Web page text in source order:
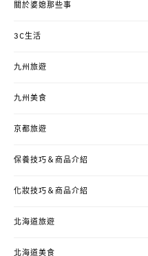
關於婆媳那些事
3C生活
九州旅遊
九州美食
京都旅遊
保養技巧＆商品介紹
化妝技巧＆商品介紹
北海道旅遊
北海道美食